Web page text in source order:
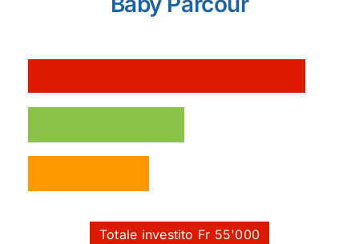
Totale investito Fr 55'000